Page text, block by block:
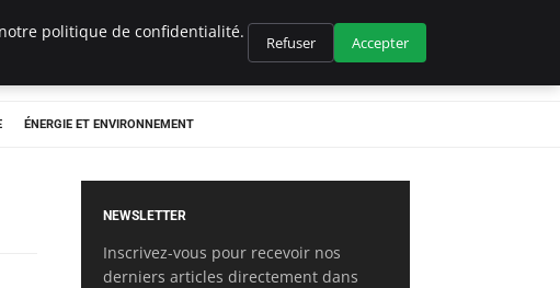
ÉNERGIE ET ENVIRONNEMENT
NEWSLETTER
Inscrivez-vous pour recevoir nos
derniers articles directement dans
politique de confidentialité.
Refuser Accepter